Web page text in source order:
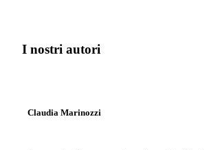
I nostri autori
Claudia Marinozzi